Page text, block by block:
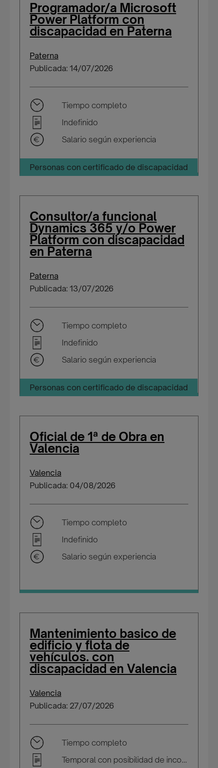
Programador/a Microsoft
Power Platform con
discapacidad en Paterna
Paterna
Publicada: 14/07/2026
Tiempo completo
Indefinido
Salario según experiencia
Personas con certificado de discapacidad
Consultor/a funcional
Dynamics 365 y/o Power
Platform con discapacidad
en Paterna
Paterna
Publicada: 13/07/2026
Tiempo completo
Indefinido
Salario según experiencia
Personas con certificado de discapacidad
Oficial de 1ª de Obra en
Valencia
Valencia
Publicada: 04/08/2026
Tiempo completo
Indefinido
Salario según experiencia
Mantenimiento basico de
edificio y flota de
vehículos. con
discapacidad en Valencia
Valencia
Publicada: 27/07/2026
Tiempo completo
Temporal con posibilidad de incorporarse a plantilla